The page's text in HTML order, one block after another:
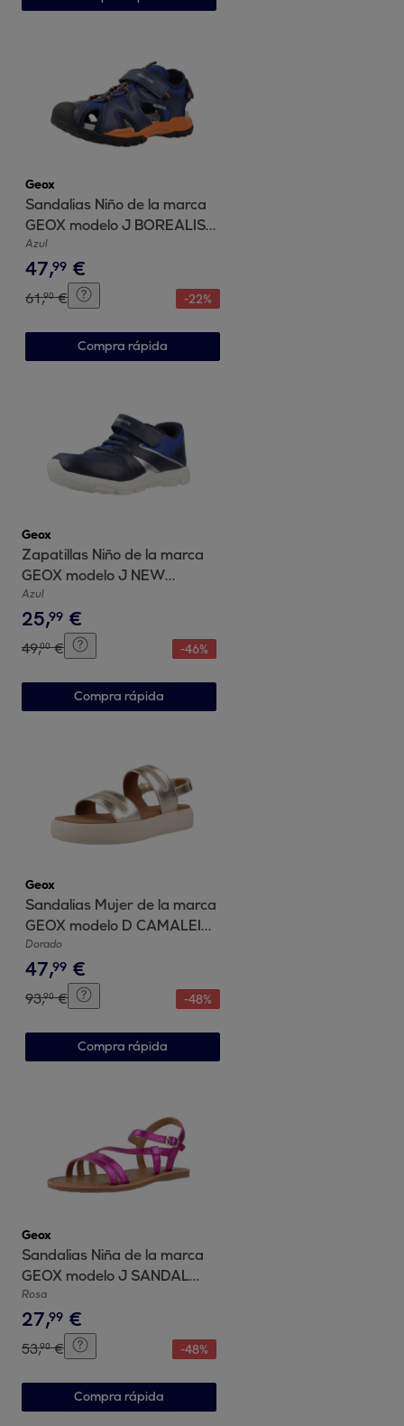
Geox
Sandalias Niño de la marca
GEOX modelo J BOREALIS B
AZUL
Azul
47,99 €
61,90 € -22%
Compra rápida
Geox
Zapatillas Niño de la marca
GEOX modelo J NEW
TORQUE BOY AZUL
Azul
25,99 €
49,00 € -46%
Compra rápida
Geox
Sandalias Mujer de la marca
GEOX modelo D CAMALEI
ORO
Dorado
47,99 €
93,90 € -48%
Compra rápida
Geox
Sandalias Niña de la marca
GEOX modelo J SANDAL
EOLIE GIRL ROSA
Rosa
27,99 €
53,90 € -48%
Compra rápida